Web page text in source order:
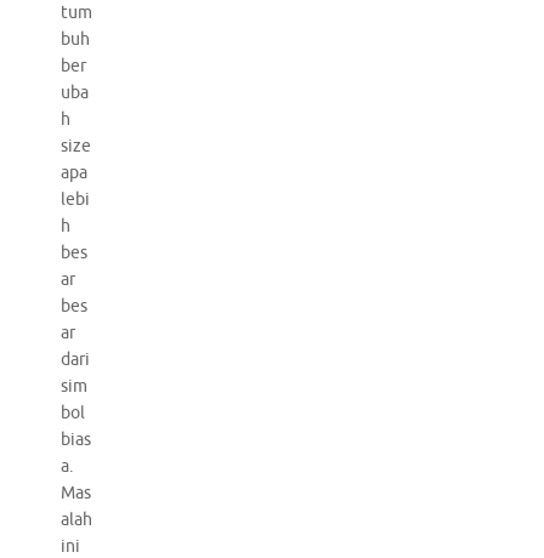
tum
buh
ber
uba
h
size
apa
lebi
h
bes
ar
bes
ar
dari
sim
bol
bias
a.
Mas
alah
ini